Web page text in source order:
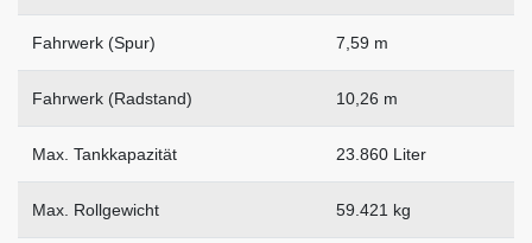
Fahrwerk (Spur) 7,59 m
Fahrwerk (Radstand) 10,26 m
Max. Tankkapazität 23.860 Liter
Max. Rollgewicht 59.421 kg